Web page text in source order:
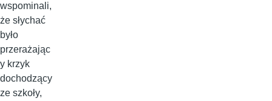
wspominali,
że słychać
było
przerażając
y krzyk
dochodzący
ze szkoły,